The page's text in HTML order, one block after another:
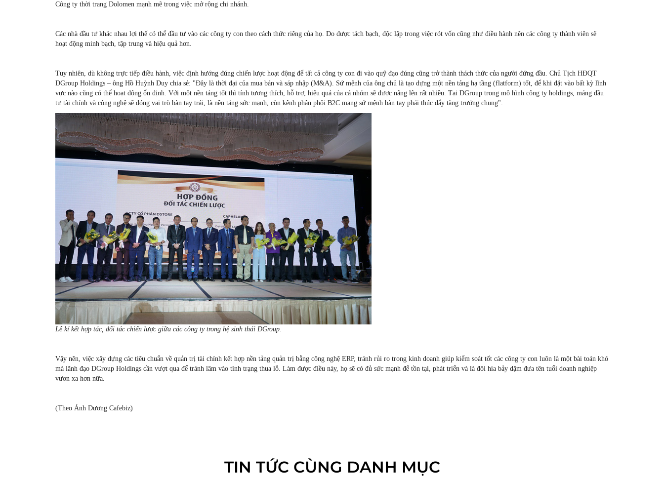
Công ty thời trang Dolomen mạnh mẽ trong việc mở rộng chi nhánh.
Các nhà đầu tư khác nhau lợi thế có thể đầu tư vào các công ty con theo cách thức riêng của họ. Do được tách bạch, độc lập trong việc rót vốn cũng như điều hành nên các công ty thành viên sẽ
hoạt động minh bạch, tập trung và hiệu quả hơn.
Tuy nhiên, dù không trực tiếp điều hành, việc định hướng đúng chiến lược hoạt động để tất cả công ty con đi vào quỹ đạo đúng cũng trở thành thách thức của người đứng đầu. Chủ Tịch HĐQT
DGroup Holdings – ông Hồ Huỳnh Duy chia sẻ: "Đây là thời đại của mua bán và sáp nhập (M&A). Sứ mệnh của ông chủ là tạo dựng một nền tảng hạ tầng (flatform) tốt, để khi đặt vào bất kỳ lĩnh
vực nào cũng có thể hoạt động ổn định. Với một nền tảng tốt thì tính tương thích, hỗ trợ, hiệu quả của cả nhóm sẽ được nâng lên rất nhiều. Tại DGroup trong mô hình công ty holdings, mảng đầu
tư tài chính và công nghệ sẽ đóng vai trò bàn tay trái, là nền tảng sức mạnh, còn kênh phân phối B2C mang sứ mệnh bàn tay phải thúc đẩy tăng trưởng chung".
Lễ kí kết hợp tác, đối tác chiến lược giữa các công ty trong hệ sinh thái DGroup.
Vậy nên, việc xây dựng các tiêu chuẩn về quản trị tài chính kết hợp nền tảng quản trị bằng công nghệ ERP, tránh rủi ro trong kinh doanh giúp kiểm soát tốt các công ty con luôn là một bài toán khó
mà lãnh đạo DGroup Holdings cần vượt qua để tránh lâm vào tình trạng thua lỗ. Làm được điều này, họ sẽ có đủ sức mạnh để tồn tại, phát triển và là đôi hia bảy dặm đưa tên tuổi doanh nghiệp
vươn xa hơn nữa.
(Theo Ánh Dương Cafebiz)
TIN TỨC CÙNG DANH MỤC